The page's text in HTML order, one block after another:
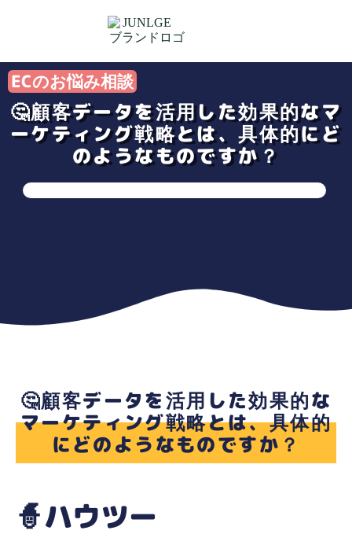
ECのお悩み相談
🤔顧客データを活用した効果的なマ
ーケティング戦略とは、具体的にど
のようなものですか？
🤔顧客データを活用した効果的な
マーケティング戦略とは、具体的
にどのようなものですか？
🧙ハウツー